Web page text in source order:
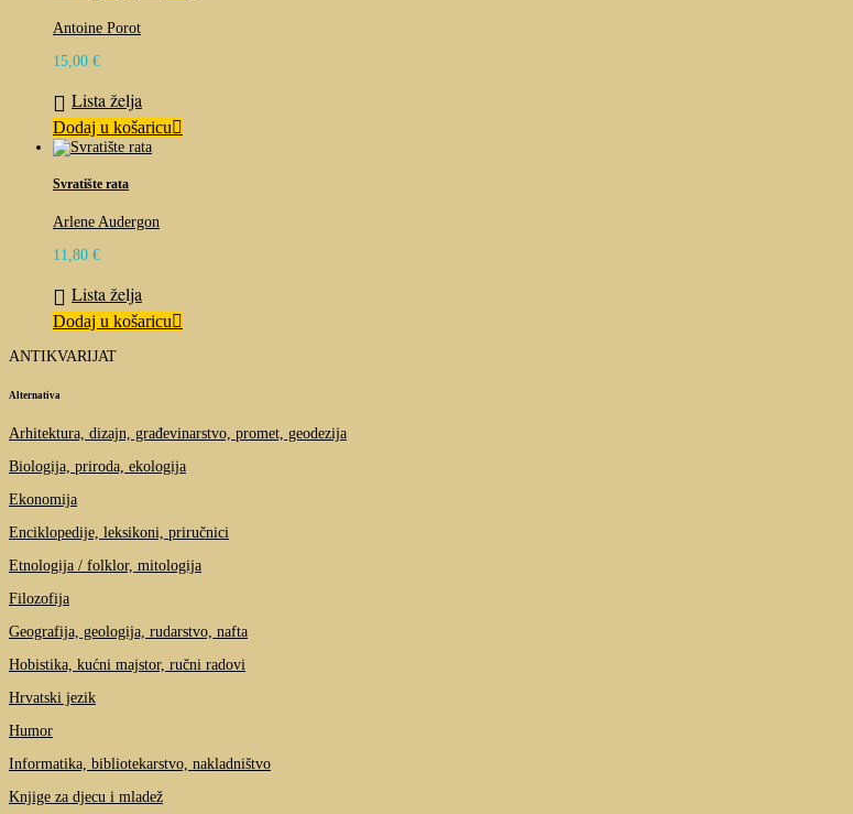
Antoine Porot
15,00 €
Lista želja
Dodaj u košaricu
Svratište rata
Arlene Audergon
11,80 €
Lista želja
Dodaj u košaricu
ANTIKVARIJAT
Alternativa
Arhitektura, dizajn, građevinarstvo, promet, geodezija
Biologija, priroda, ekologija
Ekonomija
Enciklopedije, leksikoni, priručnici
Etnologija / folklor, mitologija
Filozofija
Geografija, geologija, rudarstvo, nafta
Hobistika, kućni majstor, ručni radovi
Hrvatski jezik
Humor
Informatika, bibliotekarstvo, nakladništvo
Knjige za djecu i mladež